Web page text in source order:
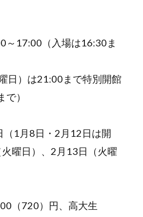
～17:00（入場は16:30ま
日）は21:00まで特別開館
で）
（1月8日・2月12日は開
曜日）、2月13日（火曜
（720）円、高大生